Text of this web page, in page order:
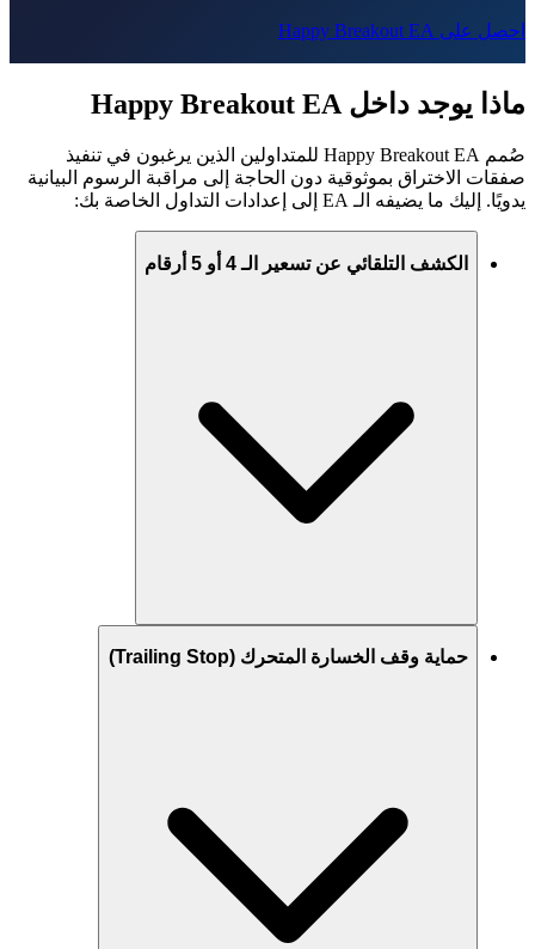
احصل على Happy Breakout EA
ماذا يوجد داخل Happy Breakout EA
صُمم Happy Breakout EA للمتداولين الذين يرغبون في تنفيذ
صفقات الاختراق بموثوقية دون الحاجة إلى مراقبة الرسوم البيانية
يدويًا. إليك ما يضيفه الـ EA إلى إعدادات التداول الخاصة بك:
الكشف التلقائي عن تسعير الـ 4 أو 5 أرقام
حماية وقف الخسارة المتحرك (Trailing Stop)